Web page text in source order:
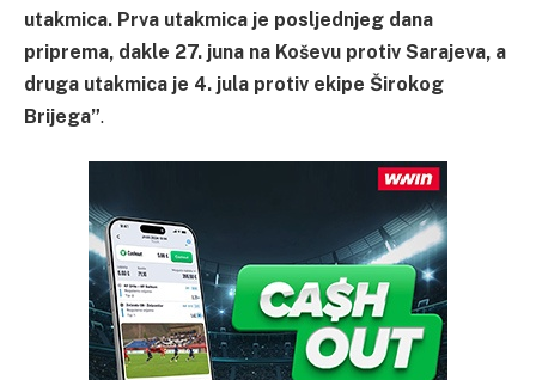
utakmica. Prva utakmica je posljednjeg dana
priprema, dakle 27. juna na Koševu protiv Sarajeva, a
druga utakmica je 4. jula protiv ekipe Širokog
Brijega”.